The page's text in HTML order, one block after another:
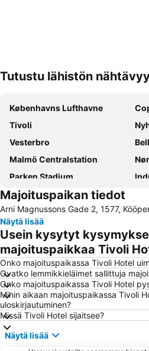
Tutustu lähistön
Københavns Lufthavne
Tivoli
Vesterbro
Malmö Centralstation
Parken Stadium
Nørreport station
Kongens Nytorv
Amager Centret
Ørestad
Royal Copenhagen
Hornbæk Vest
Snekkersten
Copenhagen Port
Malmö Arena
Fisketorvet
Majoituspaikan tiedot
Arni Magnussons Gade 2, 1577,
Näytä lisää
Usein kysytyt
majoituspaikkaa Tivoli
Onko majoituspaikassa Tivoli Hotel
Ovatko lemmikkieläimet sallittuja
Onko majoituspaikassa Tivoli Hotel
Mihin aikaan majoituspaikassa Tivoli
uloskirjautuminen?
Missä Tivoli Hotel sijaitsee?
Näytä lisää